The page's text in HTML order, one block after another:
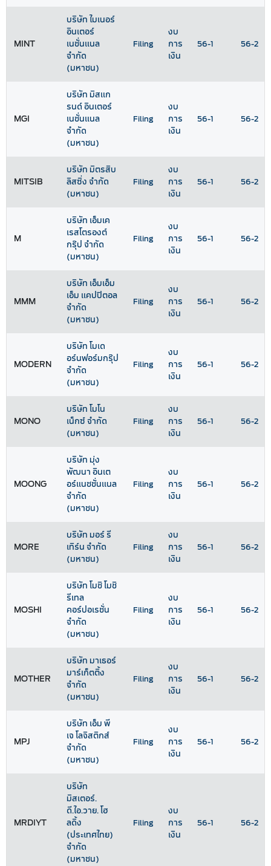
MINT
บริษัท ไมเนอร์
อินเตอร์
เนชั่นแนล
จำกัด
(มหาชน)
Filing
งบ
การ
เงิน
56-1 56-2
MGI
บริษัท มิสแก
รนด์ อินเตอร์
เนชั่นแนล
จำกัด
(มหาชน)
Filing
งบ
การ
เงิน
56-1 56-2
MITSIB
บริษัท มิตรสิบ
ลิสซิ่ง จำกัด
(มหาชน)
Filing
งบ
การ
เงิน
56-1 56-2
M
บริษัท เอ็มเค
เรสโตรองต์
กรุ๊ป จำกัด
(มหาชน)
Filing
งบ
การ
เงิน
56-1 56-2
MMM
บริษัท เอ็มเอ็ม
เอ็ม แคปปิตอล
จำกัด
(มหาชน)
Filing
งบ
การ
เงิน
56-1 56-2
MODERN
บริษัท โมเด
อร์นฟอร์มกรุ๊ป
จำกัด
(มหาชน)
Filing
งบ
การ
เงิน
56-1 56-2
MONO
บริษัท โมโน
เน็กซ์ จำกัด
(มหาชน)
Filing
งบ
การ
เงิน
56-1 56-2
MOONG
บริษัท มุ่ง
พัฒนา อินเต
อร์แนชชั่นแนล
จำกัด
(มหาชน)
Filing
งบ
การ
เงิน
56-1 56-2
MORE
บริษัท มอร์ รี
เทิร์น จำกัด
(มหาชน)
Filing
งบ
การ
เงิน
56-1 56-2
MOSHI
บริษัท โมชิ โมชิ
รีเทล
คอร์ปอเรชั่น
จำกัด
(มหาชน)
Filing
งบ
การ
เงิน
56-1 56-2
MOTHER
บริษัท มาเธอร์
มาร์เก็ตติ้ง
จำกัด
(มหาชน)
Filing
งบ
การ
เงิน
56-1 56-2
MPJ
บริษัท เอ็ม พี
เจ โลจิสติกส์
จำกัด
(มหาชน)
Filing
งบ
การ
เงิน
56-1 56-2
MRDIYT
บริษัท
มิสเตอร์.
ดี.ไอ.วาย. โฮ
ลดิ้ง
(ประเทศไทย)
จำกัด
(มหาชน)
Filing
งบ
การ
เงิน
56-1 56-2